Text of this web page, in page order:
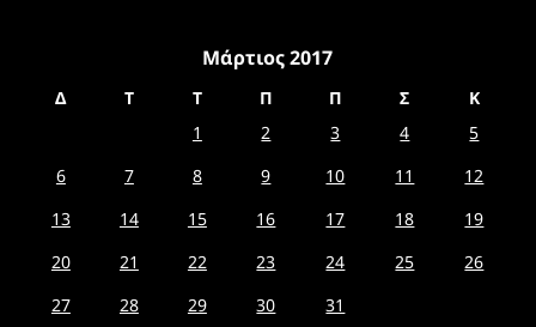
Μάρτιος 2017
Δ Τ Τ Π Π Σ
Κ
1
2 3 4
5
6
7 8 9 10 11
12
13
14 15 16 17 18
19
20
21 22 23 24 25
26
27
28 29 30
31